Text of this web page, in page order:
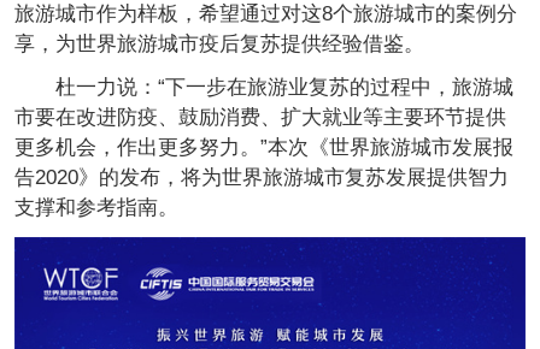
旅游城市作为样板，希望通过对这8个旅游城市的案例分
享，为世界旅游城市疫后复苏提供经验借鉴。
杜一力说：“下一步在旅游业复苏的过程中，旅游城
市要在改进防疫、鼓励消费、扩大就业等主要环节提供
更多机会，作出更多努力。”本次《世界旅游城市发展报
告2020》的发布，将为世界旅游城市复苏发展提供智力
支撑和参考指南。